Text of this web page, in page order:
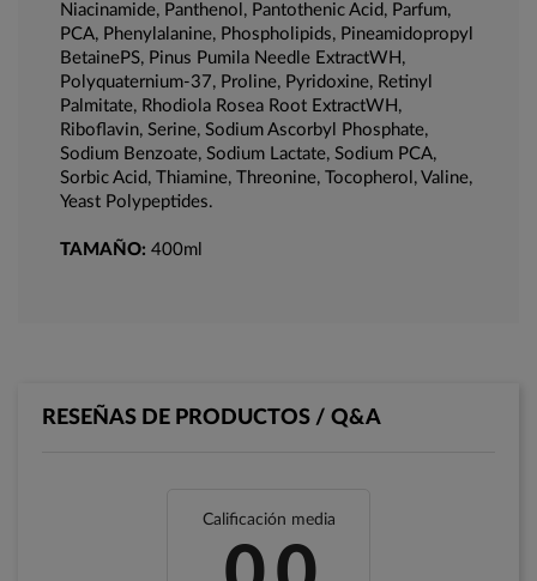
Niacinamide, Panthenol, Pantothenic Acid, Parfum,
PCA, Phenylalanine, Phospholipids, Pineamidopropyl
BetainePS, Pinus Pumila Needle ExtractWH,
Polyquaternium-37, Proline, Pyridoxine, Retinyl
Palmitate, Rhodiola Rosea Root ExtractWH,
Riboflavin, Serine, Sodium Ascorbyl Phosphate,
Sodium Benzoate, Sodium Lactate, Sodium PCA,
Sorbic Acid, Thiamine, Threonine, Tocopherol, Valine,
Yeast Polypeptides.
TAMAÑO: 400ml
RESEÑAS DE PRODUCTOS / Q&A
Calificación media